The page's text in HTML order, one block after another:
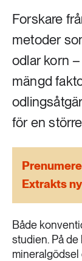
Vatten
Mat &
262
Skog
360
Social
Transport
473
Forskare
metoder
odlar korn
mängd
för en
Extrakts
Både
studien. På